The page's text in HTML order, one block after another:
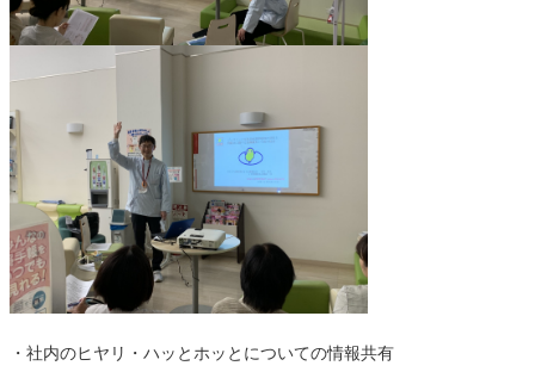
・社内のヒヤリ・ハッとホッとについての情報共有